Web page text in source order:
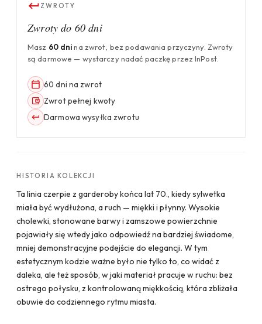
ZWROTY
Zwroty do 60 dni
Masz 60 dnina zwrot, bez podawania przyczyny. Zwroty
są darmowe — wystarczy nadać paczkę przez InPost.
60 dni na zwrot
Zwrot pełnej kwoty
Darmowa wysyłka zwrotu
HISTORIA KOLEKCJI
Ta linia czerpie z garderoby końca lat 70., kiedy sylwetka
miała być wydłużona, a ruch — miękki i płynny. Wysokie
cholewki, stonowane barwy i zamszowe powierzchnie
pojawiały się wtedy jako odpowiedź na bardziej świadome,
mniej demonstracyjne podejście do elegancji. W tym
estetycznym kodzie ważne było nie tylko to, co widać z
daleka, ale też sposób, w jaki materiał pracuje w ruchu: bez
ostrego połysku, z kontrolowaną miękkością, która zbliżała
obuwie do codziennego rytmu miasta.